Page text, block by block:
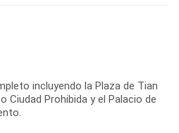
incluyendo la Plaza de Tian
Ciudad Prohibida y el Palacio de